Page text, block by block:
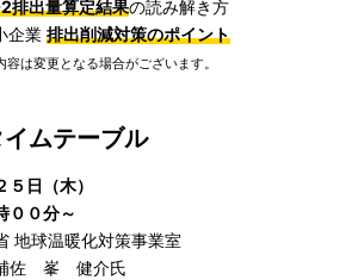
排出量算定結果の読み解き方
企業排出削減対策のポイント
容は変更となる場合がございます。
イムテーブル
５日（木）
００分～
地球温暖化対策事業室
佐 峯 健介氏